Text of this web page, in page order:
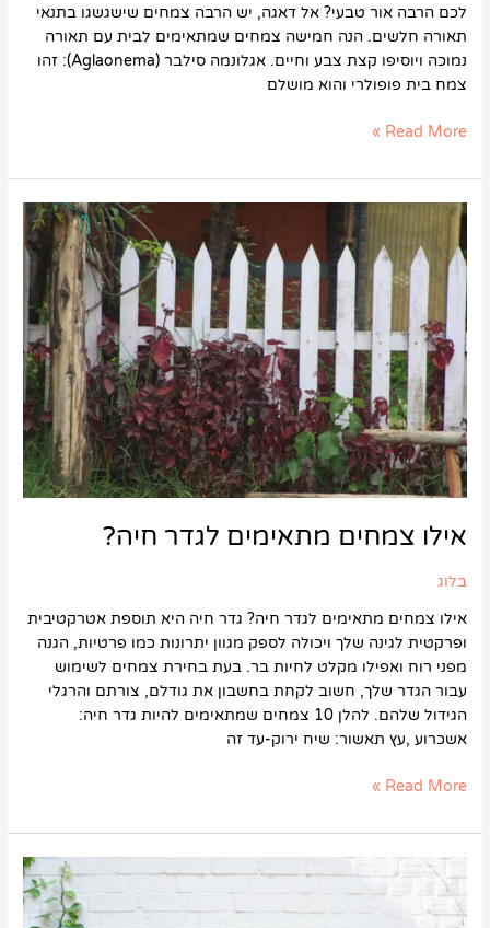
לכם הרבה אור טבעי? אל דאגה, יש הרבה צמחים שישגשגו בתנאי
תאורה חלשים. הנה חמישה צמחים שמתאימים לבית עם תאורה
נמוכה ויוסיפו קצת צבע וחיים. אגלונמה סילבר (Aglaonema): זהו
צמח בית פופולרי והוא מושלם
Read More »
אילו צמחים מתאימים לגדר חיה?
בלוג
אילו צמחים מתאימים לגדר חיה? גדר חיה היא תוספת אטרקטיבית
ופרקטית לגינה שלך ויכולה לספק מגוון יתרונות כמו פרטיות, הגנה
מפני רוח ואפילו מקלט לחיות בר. בעת בחירת צמחים לשימוש
עבור הגדר שלך, חשוב לקחת בחשבון את גודלם, צורתם והרגלי
הגידול שלהם. להלן 10 צמחים שמתאימים להיות גדר חיה:
אשכרוע ,עץ תאשור: שיח ירוק-עד זה
אילו
מתאימים
לגדר
חיה?
Read More »
צמחים
מטפסים